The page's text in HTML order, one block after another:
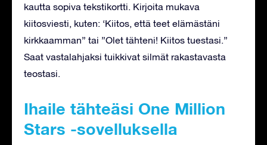
kautta sopiva tekstikortti. Kirjoita mukava
kiitosviesti, kuten: ‘Kiitos, että teet elämästäni
kirkkaamman” tai ”Olet tähteni! Kiitos tuestasi.”
Saat vastalahjaksi tuikkivat silmät rakastavasta
teostasi.
Ihaile tähteäsi One Million
Stars -sovelluksella